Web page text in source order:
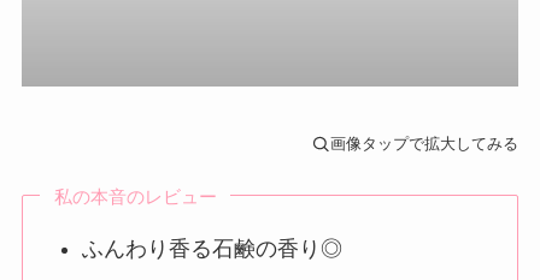
画像タップで拡大してみる
私の本音のレビュー
ふんわり香る石鹸の香り◎